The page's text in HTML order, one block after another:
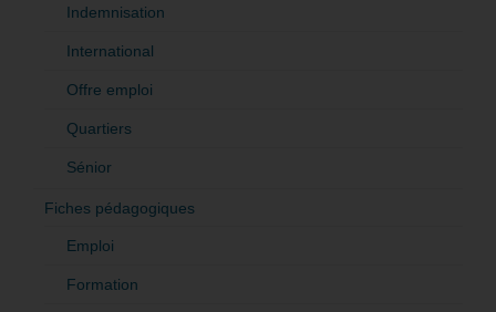
Indemnisation
International
Offre emploi
Quartiers
Sénior
Fiches pédagogiques
Emploi
Formation